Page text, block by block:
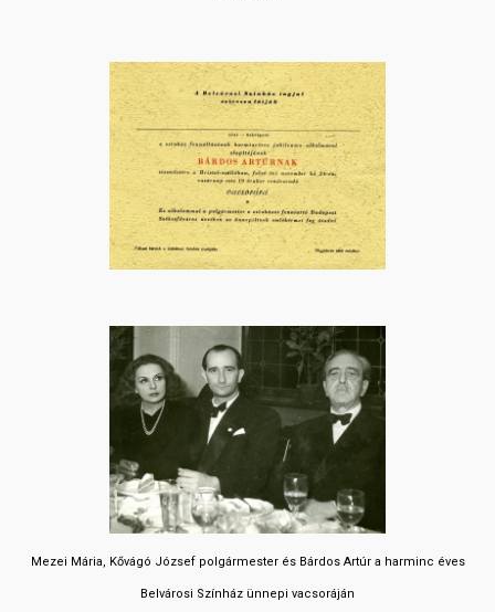
Mezei Mária, Kővágó József polgármester és Bárdos Artúr a harminc éves
Belvárosi Színház ünnepi vacsoráján